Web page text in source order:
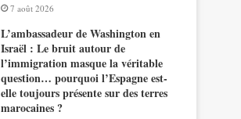
7 août 2026
L’ambassadeur de Washington en
Israël : Le bruit autour de
l’immigration masque la véritable
question… pourquoi l’Espagne est-
elle toujours présente sur des terres
marocaines ?